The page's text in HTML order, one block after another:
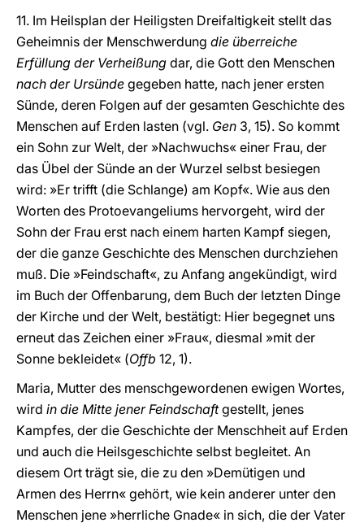
11. Im Heilsplan der Heiligsten Dreifaltigkeit stellt das
Geheimnis der Menschwerdung die überreiche
Erfüllung der Verheißung dar, die Gott den Menschen
nach der Ursünde gegeben hatte, nach jener ersten
Sünde, deren Folgen auf der gesamten Geschichte des
Menschen auf Erden lasten (vgl. Gen 3, 15). So kommt
ein Sohn zur Welt, der »Nachwuchs« einer Frau, der
das Übel der Sünde an der Wurzel selbst besiegen
wird: »Er trifft (die Schlange) am Kopf«. Wie aus den
Worten des Protoevangeliums hervorgeht, wird der
Sohn der Frau erst nach einem harten Kampf siegen,
der die ganze Geschichte des Menschen durchziehen
muß. Die »Feindschaft«, zu Anfang angekündigt, wird
im Buch der Offenbarung, dem Buch der letzten Dinge
der Kirche und der Welt, bestätigt: Hier begegnet uns
erneut das Zeichen einer »Frau«, diesmal »mit der
Sonne bekleidet« (Offb 12, 1).
Maria, Mutter des menschgewordenen ewigen Wortes,
wird in die Mitte jener Feindschaftgestellt, jenes
Kampfes, der die Geschichte der Menschheit auf Erden
und auch die Heilsgeschichte selbst begleitet. An
diesem Ort trägt sie, die zu den »Demütigen und
Armen des Herrn« gehört, wie kein anderer unter den
Menschen jene »herrliche Gnade« in sich, die der Vater